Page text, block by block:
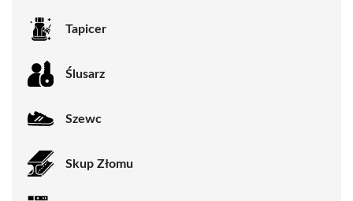
Tapicer
Ślusarz
Szewc
Skup Złomu